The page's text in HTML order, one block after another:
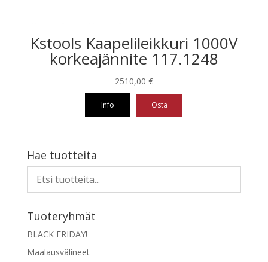
Kstools Kaapelileikkuri 1000V
korkeajännite 117.1248
2510,00 €
Info Osta
Hae tuotteita
Tuoteryhmät
BLACK FRIDAY!
Maalausvälineet